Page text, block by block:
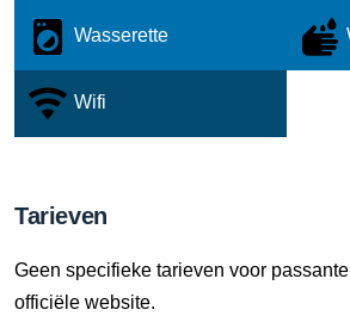
Wasserette
Wifi
Tarieven
Geen specifieke tarieven voor
officiële website.